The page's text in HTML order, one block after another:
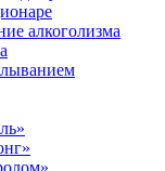
алкоголизма